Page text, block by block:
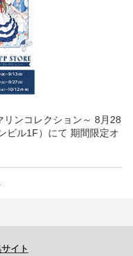
リンコレクション～ 8月28
ビル1F）にて 期間限定オ
イト